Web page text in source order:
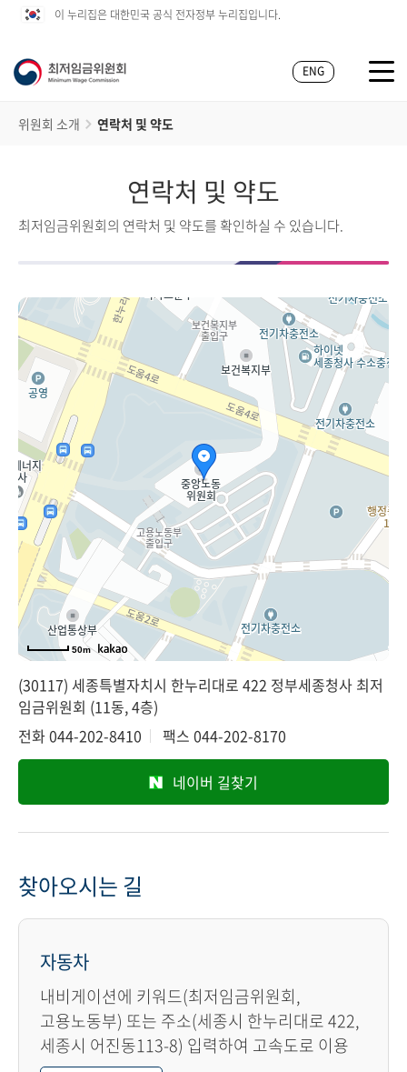
이 누리집은 대한민국 공식 전자정부 누리집입니다.
ENG
위원회 소개 연락처 및 약도
연락처 및 약도
최저임금위원회의 연락처 및 약도를 확인하실 수 있습니다.
50m
(30117) 세종특별자치시 한누리대로 422 정부세종청사 최저
임금위원회 (11동, 4층)
전화044-202-8410 팩스 044-202-8170
네이버 길찾기
찾아오시는 길
자동차
내비게이션에 키워드(최저임금위원회,
고용노동부) 또는 주소(세종시 한누리대로 422,
세종시 어진동113-8) 입력하여 고속도로 이용